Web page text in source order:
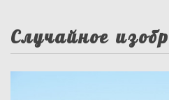
Случайное